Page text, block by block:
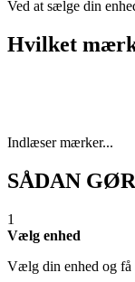
Ved at sælge din
Hvilket
Indlæser mærker...
SÅDAN
1
Vælg enhed
Vælg din enhed og få